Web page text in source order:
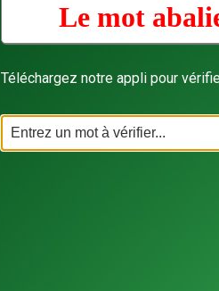
Le mot
Téléchargez notre appli pour